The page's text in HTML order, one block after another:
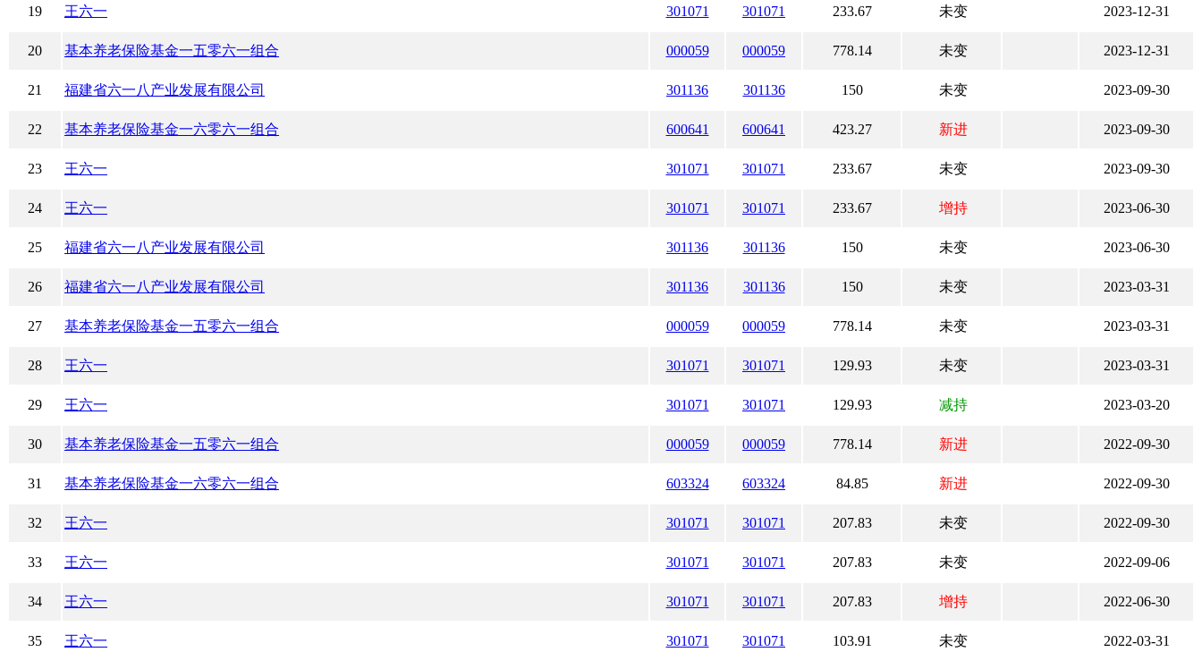
19 王六一 301071 301071 233.67 未变 2023-12-31
20 基本养老保险基金一五零六一组合 000059 000059 778.14 未变 2023-12-31
21 福建省六一八产业发展有限公司 301136 301136 150 未变 2023-09-30
22 基本养老保险基金一六零六一组合 600641 600641 423.27 新进 2023-09-30
23 王六一 301071 301071 233.67 未变 2023-09-30
24 王六一 301071 301071 233.67 增持 2023-06-30
25 福建省六一八产业发展有限公司 301136 301136 150 未变 2023-06-30
26 福建省六一八产业发展有限公司 301136 301136 150 未变 2023-03-31
27 基本养老保险基金一五零六一组合 000059 000059 778.14 未变 2023-03-31
28 王六一 301071 301071 129.93 未变 2023-03-31
29 王六一 301071 301071 129.93 减持 2023-03-20
30 基本养老保险基金一五零六一组合 000059 000059 778.14 新进 2022-09-30
31 基本养老保险基金一六零六一组合 603324 603324 84.85 新进 2022-09-30
32 王六一 301071 301071 207.83 未变 2022-09-30
33 王六一 301071 301071 207.83 未变 2022-09-06
34 王六一 301071 301071 207.83 增持 2022-06-30
35 王六一 301071 301071 103.91 未变 2022-03-31